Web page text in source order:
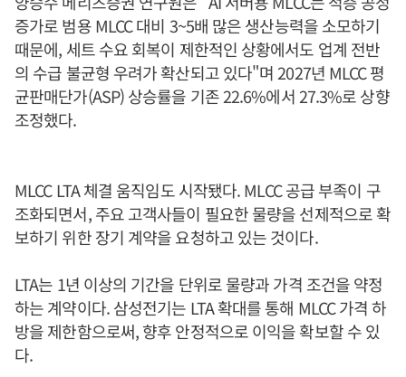
증가로 범용 MLCC 대비 3~5배 많은 생산능력을 소모하기
때문에, 세트 수요 회복이 제한적인 상황에서도 업계 전반
의 수급 불균형 우려가 확산되고 있다"며 2027년 MLCC 평
균판매단가(ASP) 상승률을 기존 22.6%에서 27.3%로 상향
조정했다.
MLCC LTA 체결 움직임도 시작됐다. MLCC 공급 부족이 구
조화되면서, 주요 고객사들이 필요한 물량을 선제적으로 확
보하기 위한 장기 계약을 요청하고 있는 것이다.
LTA는 1년 이상의 기간을 단위로 물량과 가격 조건을 약정
하는 계약이다. 삼성전기는 LTA 확대를 통해 MLCC 가격 하
방을 제한함으로써, 향후 안정적으로 이익을 확보할 수 있
다.